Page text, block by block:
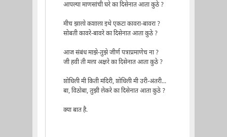
आपल्या माणसांची घरे का दिसेनात आता कुठे ?
मीच झालो कशाला इथे एकटा कावरा-बावरा ?
सोबती कावरे-बावरे का दिसेनात आता कुठे ?
आज संबंध माझे-तुझे जीर्ण पत्राप्रमाणेच ना ?
जी हवी ती मला अक्षरे का दिसेनात आता कुठे ?
शोधिली मी किती मंदिरी, शोधिली मी उरी-अंतरी...
बा, विठोबा, तुझी लेकरे का दिसेनात आता कुठे ?
क्या बात है.